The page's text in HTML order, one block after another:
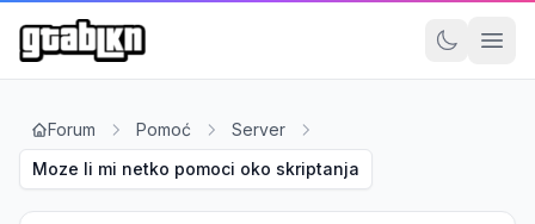
Forum Pomoć
Server
Moze li mi netko pomoci oko skriptanja